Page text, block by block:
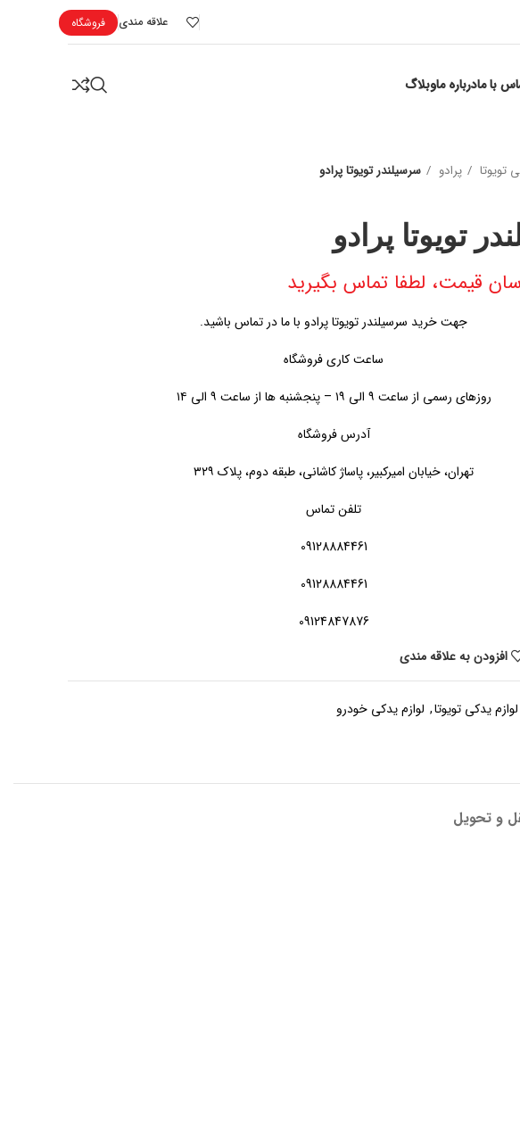
علاقه مندی فروشگاه
با مادرباره ماوبلاگ
تویوتا پرادو سرسیلندر تویوتا پرادو
تویوتا پرادو
قیمت، لطفا تماس بگیرید
جهت خرید سرسیلندر تویوتا پرادو با ما در تماس باشید.
ساعت کاری فروشگاه
روزهای رسمی از ساعت ۹ الی ۱۹ – پنجشنبه ها از ساعت ۹ الی ۱۴
آدرس فروشگاه
تهران، خیابان امیرکبیر، پاساژ کاشانی، طبقه دوم، پلاک ۳۲۹
تلفن تماس
09128884461
09128884461
09124847876
افزودن به علاقه مندی
لوازم یدکی تویوتا, لوازم یدکی خودرو
و تحویل